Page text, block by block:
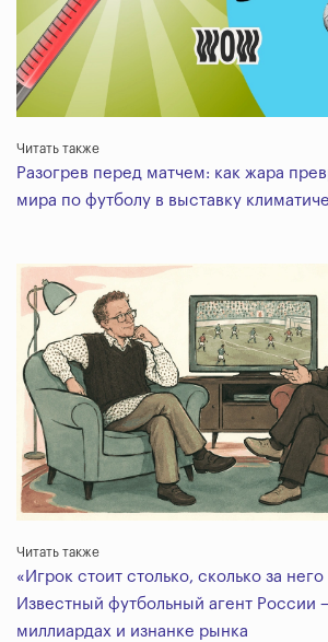
Читать также
Разогрев перед матчем: как жара
мира по футболу в выставку
Читать также
«Игрок стоит столько, сколько за него
Известный футбольный агент России
миллиардах и изнанке рынка